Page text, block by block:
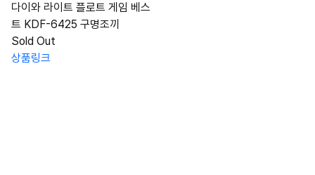
다이와 라이트 플로트 게임 베스
트 KDF-6425 구명조끼
Sold Out
상품링크